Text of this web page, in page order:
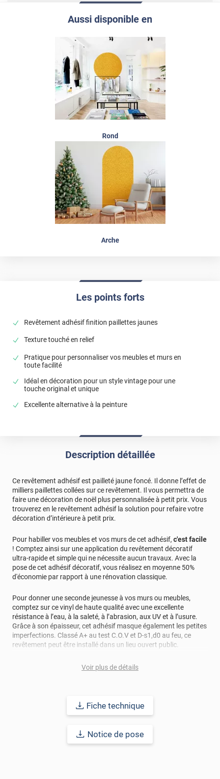
Aussi disponible en
Rond
Arche
Les points forts
Revêtement adhésif finition paillettes jaunes
Texture touché en relief
Pratique pour personnaliser vos meubles et murs en
toute facilité
Idéal en décoration pour un style vintage pour une
touche original et unique
Excellente alternative à la peinture
Description détaillée
Ce revêtement adhésif est pailleté jaune foncé. Il donne l’effet de
milliers paillettes collées sur ce revêtement. Il vous permettra de
faire une décoration de noël plus personnalisée à petit prix. Vous
trouverez en le revêtement adhésif la solution pour refaire votre
décoration d’intérieure à petit prix.
Pour habiller vos meubles et vos murs de cet adhésif, c'est facile
! Comptez ainsi sur une application du revêtement décoratif
ultra-rapide et simple qui ne nécessite aucun travaux. Avec la
pose de cet adhésif décoratif, vous réalisez en moyenne 50%
d'économie par rapport à une rénovation classique.
Pour donner une seconde jeunesse à vos murs ou meubles,
comptez sur ce vinyl de haute qualité avec une excellente
résistance à l’eau, à la saleté, à l’abrasion, aux UV et à l’usure.
Grâce à son épaisseur, cet adhésif masque également les petites
imperfections. Classé A+ au test C.O.V et D-s1,d0 au feu, ce
revêtement peut être installé dans un lieu ouvert public.
: 10 ans en pose intérieur (anti craquèlement,
véritable, nous vous conseillons de faire une demande
d'échantillons gratuite.
Voir plus de détails
Fiche technique
Notice de pose